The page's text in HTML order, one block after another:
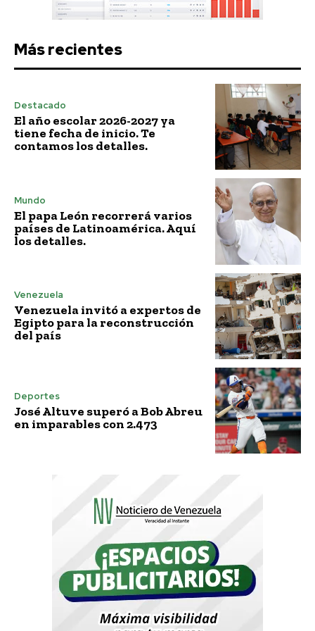
Más recientes
Destacado
El año escolar 2026-2027 ya
tiene fecha de inicio. Te
contamos los detalles.
Mundo
El papa León recorrerá varios
países de Latinoamérica. Aquí
los detalles.
Venezuela
Venezuela invitó a expertos de
Egipto para la reconstrucción
del país
Deportes
José Altuve superó a Bob Abreu
en imparables con 2.473